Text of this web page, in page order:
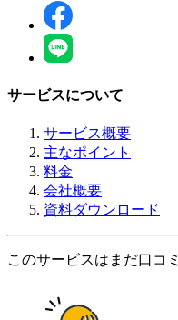
サービスについて
サービス概要
主なポイント
料金
会社概要
資料ダウンロード
このサービスはまだ口コ